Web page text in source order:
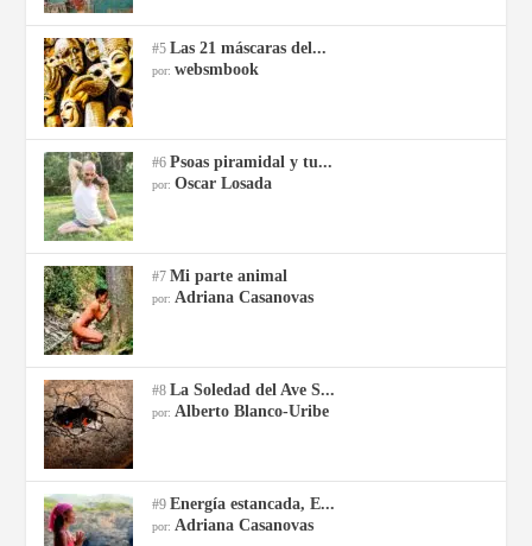
#5Las 21 máscaras del...
por:websmbook
#6Psoas piramidal y tu...
por:Oscar Losada
#7Mi parte animal
por: Adriana Casanovas
#8La Soledad del Ave S...
por: Alberto Blanco-Uribe
#9Energía estancada, E...
por: Adriana Casanovas